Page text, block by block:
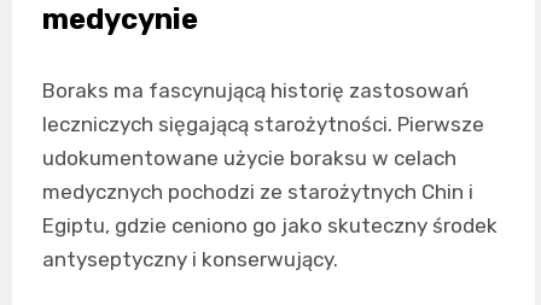
medycynie
Boraks ma fascynującą historię zastosowań
leczniczych sięgającą starożytności. Pierwsze
udokumentowane użycie boraksu w celach
medycznych pochodzi ze starożytnych Chin i
Egiptu, gdzie ceniono go jako skuteczny środek
antyseptyczny i konserwujący.